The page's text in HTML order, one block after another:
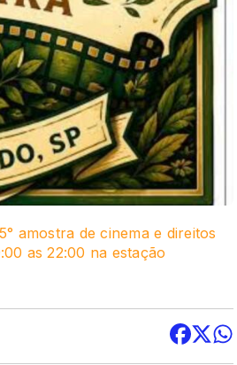
amostra de cinema e direitos
as 22:00 na estação